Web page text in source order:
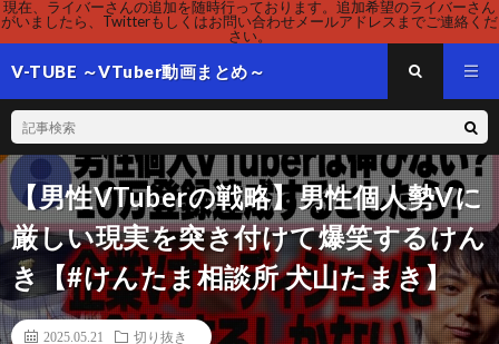
現在、ライバーさんの追加を随時行っております。追加希望のライバーさん
がいましたら、Twitterもしくはお問い合わせメールアドレスまでご連絡くだ
さい。
V-TUBE ～VTuber動画まとめ～
【男性VTuberの戦略】男性個人勢Vに
厳しい現実を突き付けて爆笑するけん
き【#けんたま相談所 犬山たまき】
2025.05.21 切り抜き